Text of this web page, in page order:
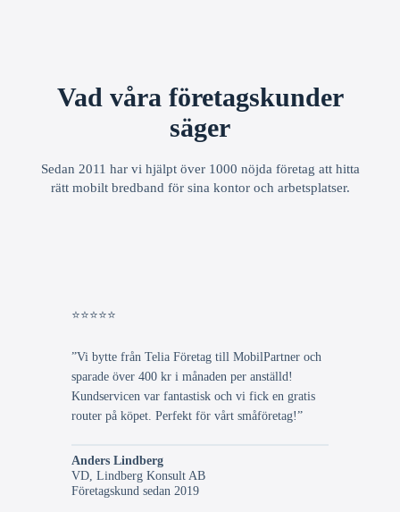
Vad våra företagskunder
säger
Sedan 2011 har vi hjälpt över 1000 nöjda företag att hitta
rätt mobilt bredband för sina kontor och arbetsplatser.
⭐⭐⭐⭐⭐
”Vi bytte från Telia Företag till MobilPartner och
sparade över 400 kr i månaden per anställd!
Kundservicen var fantastisk och vi fick en gratis
router på köpet. Perfekt för vårt småföretag!”
Anders Lindberg
VD, Lindberg Konsult AB
Företagskund sedan 2019